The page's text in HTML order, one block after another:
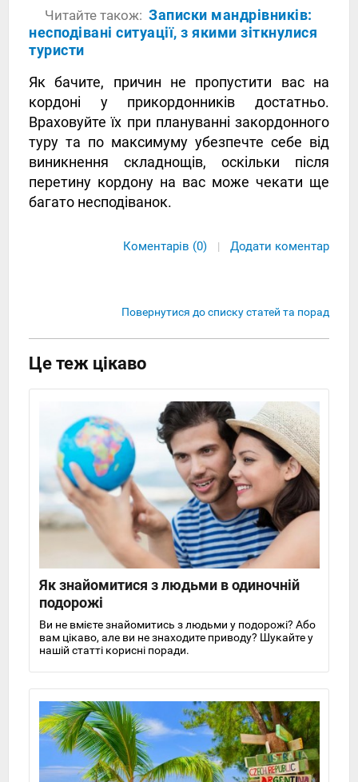
Читайте також: Записки мандрівників:
несподівані ситуації, з якими зіткнулися
туристи
Як бачите, причин не пропустити вас на
кордоні у прикордонників достатньо.
Враховуйте їх при плануванні закордонного
туру та по максимуму убезпечте себе від
виникнення складнощів, оскільки після
перетину кордону на вас може чекати ще
багато несподіванок.
Коментарів (0) | Додати коментар
Повернутися до списку статей та порад
Це теж цікаво
Як знайомитися з людьми в одиночній
подорожі
Ви не вмієте знайомитись з людьми у подорожі? Або
вам цікаво, але ви не знаходите приводу? Шукайте у
нашій статті корисні поради.